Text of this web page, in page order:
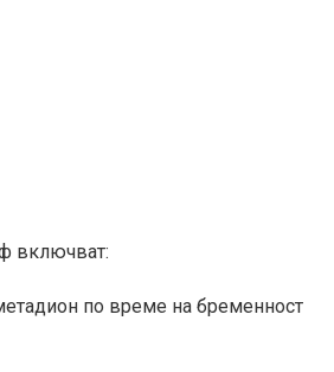
включват:
по време на бременност